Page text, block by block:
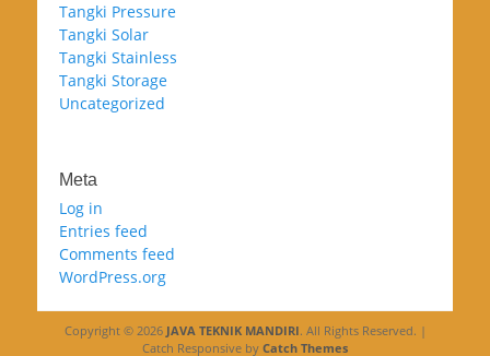
Tangki Pressure
Tangki Solar
Tangki Stainless
Tangki Storage
Uncategorized
Meta
Log in
Entries feed
Comments feed
WordPress.org
Copyright © 2026 JAVA TEKNIK MANDIRI. All Rights Reserved. |
Catch Responsive by Catch Themes